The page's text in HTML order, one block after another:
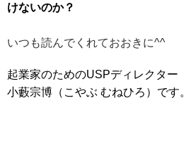
けないのか？
いつも読んでくれておおきに^^
起業家のためのUSPディレクター
小藪宗博（こやぶ むねひろ）です。